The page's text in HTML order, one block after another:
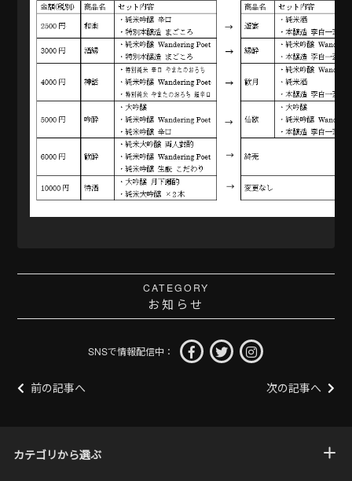
CATEGORY
お知らせ
SNSで情報配信中：
前の記事へ 次の記事へ
カテゴリから選ぶ